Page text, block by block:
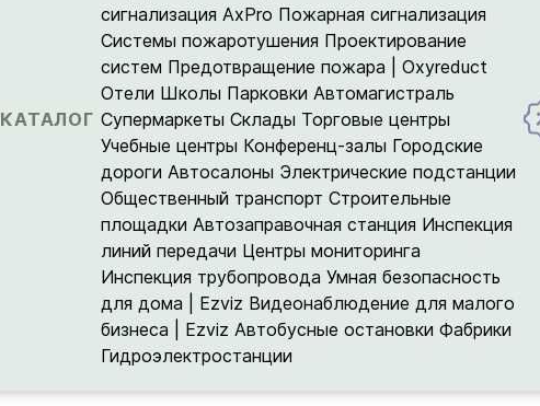
КАТАЛОГ
сигнализация AxPro Пожарная сигнализация
Системы пожаротушения Проектирование
систем Предотвращение пожара | Oxyreduct
Отели Школы Парковки Автомагистраль
Супермаркеты Склады Торговые центры
Учебные центры Конференц-залы Городские
дороги Автосалоны Электрические подстанции
Общественный транспорт Строительные
площадки Автозаправочная станция Инспекция
линий передачи Центры мониторинга
Инспекция трубопровода Умная безопасность
для дома | Ezviz Видеонаблюдение для малого
бизнеса | Ezviz Автобусные остановки Фабрики
Гидроэлектростанции